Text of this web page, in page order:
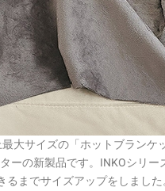
大サイズの「ホットブランケ
ーの新製品です。INKOシリ
までサイズアップをしまし